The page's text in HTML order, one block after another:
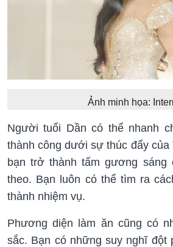
Ảnh minh họa:
Người tuổi Dần có thể nhanh
thành công dưới sự thúc đẩy của
bạn trở thành tấm gương sáng
theo. Bạn luôn có thể tìm ra
thành nhiệm vụ.
Phương diện làm ăn cũng có
sắc. Bạn có những suy nghĩ đột